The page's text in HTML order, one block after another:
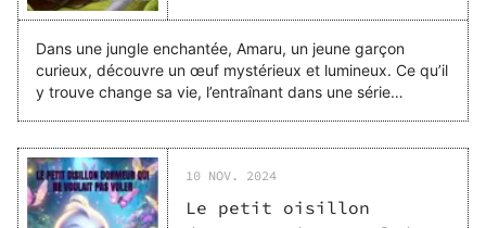
Dans une jungle enchantée, Amaru, un jeune garçon
curieux, découvre un œuf mystérieux et lumineux. Ce qu’il
y trouve change sa vie, l’entraînant dans une série
unique et le lien profond entre nature et magie.
10 NOV. 2024
Le petit oisillon